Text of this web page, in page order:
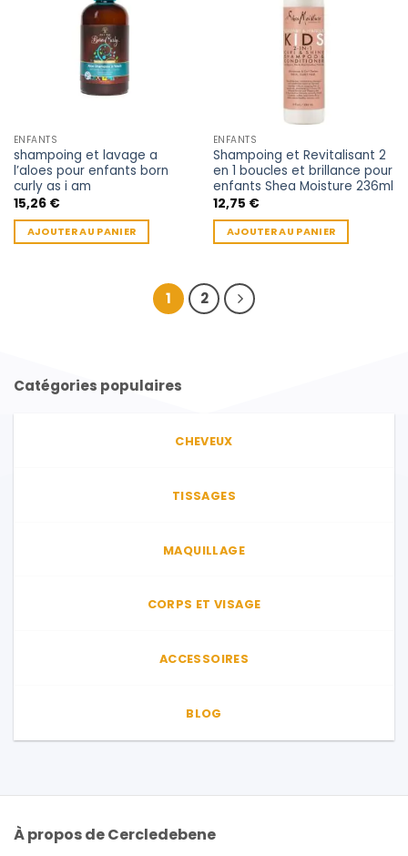
ENFANTS
shampoing et lavage a
l’aloes pour enfants born
curly as i am
15,26 €
AJOUTER AU PANIER
ENFANTS
Shampoing et Revitalisant 2
en 1 boucles et brillance pour
enfants Shea Moisture 236ml
12,75 €
AJOUTER AU PANIER
1 2
Catégories populaires
CHEVEUX
TISSAGES
MAQUILLAGE
CORPS ET VISAGE
ACCESSOIRES
BLOG
À propos de Cercledebene